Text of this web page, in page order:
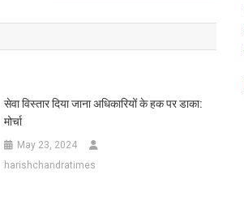
सेवा विस्तार दिया जाना अधिकारियों के हक पर डाका:
मोर्चा
May 23, 2024
harishchandratimes